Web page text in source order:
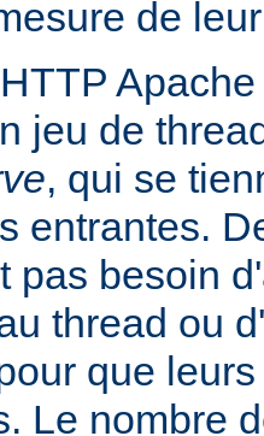
de
jeu de
, qui se
entrantes.
pas besoin
thread ou
que
Le nombre